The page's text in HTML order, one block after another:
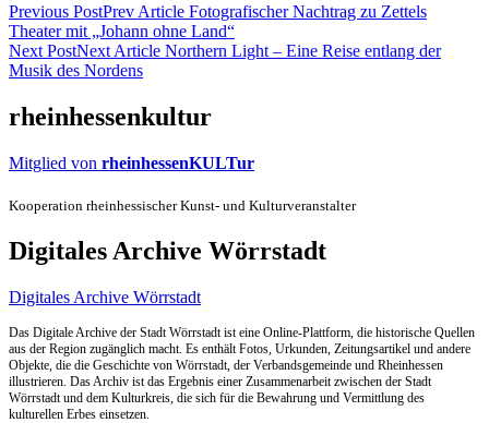
Previous PostPrev Article Fotografischer Nachtrag zu Zettels
Theater mit „Johann ohne Land“
Next PostNext Article Northern Light – Eine Reise entlang der
Musik des Nordens
rheinhessenkultur
Mitglied von rheinhessenKULTur
Kooperation rheinhessischer Kunst- und Kulturveranstalter
Digitales Archive Wörrstadt
Digitales Archive Wörrstadt
Das Digitale Archive der Stadt Wörrstadt ist eine Online-Plattform, die historische Quellen
aus der Region zugänglich macht. Es enthält Fotos, Urkunden, Zeitungsartikel und andere
Objekte, die die Geschichte von Wörrstadt, der Verbandsgemeinde und Rheinhessen
illustrieren. Das Archiv ist das Ergebnis einer Zusammenarbeit zwischen der Stadt
Wörrstadt und dem Kulturkreis, die sich für die Bewahrung und Vermittlung des
kulturellen Erbes einsetzen.